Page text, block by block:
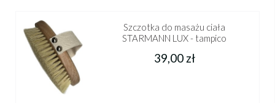
Szczotka do masażu ciała
STARMANN LUX - tampico
39,00 zł